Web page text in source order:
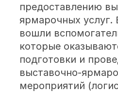
предоставлению
ярмарочных услуг.
вошли
которые
подготовки и
выставочно-
мероприятий